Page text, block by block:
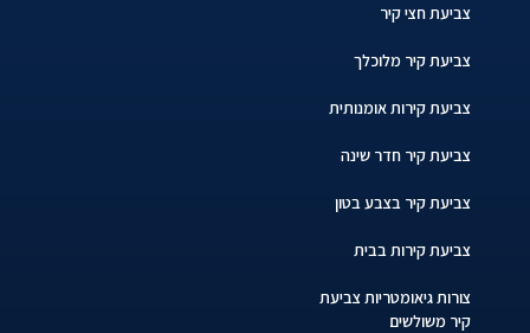
צביעת חצי קיר
צביעת קיר מלוכלך
צביעת קירות אומנותית
צביעת קיר חדר שינה
צביעת קיר בצבע בטון
צביעת קירות בבית
צורות גיאומטריות צביעת
קיר משולשים